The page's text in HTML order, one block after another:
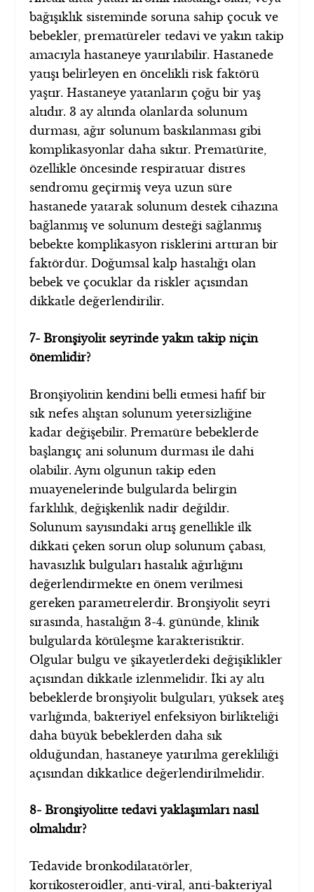
bağışıklık sisteminde soruna sahip çocuk ve
bebekler, prematüreler tedavi ve yakın takip
amacıyla hastaneye yatırılabilir. Hastanede
yatışı belirleyen en öncelikli risk faktörü
yaştır. Hastaneye yatanların çoğu bir yaş
altıdır. 3 ay altında olanlarda solunum
durması, ağır solunum baskılanması gibi
komplikasyonlar daha sıktır. Prematürite,
özellikle öncesinde respiratuar distres
sendromu geçirmiş veya uzun süre
hastanede yatarak solunum destek cihazına
bağlanmış ve solunum desteği sağlanmış
bebekte komplikasyon risklerini arttıran bir
faktördür. Doğumsal kalp hastalığı olan
bebek ve çocuklar da riskler açısından
dikkatle değerlendirilir.
7- Bronşiyolit seyrinde yakın takip niçin
önemlidir?
Bronşiyolitin kendini belli etmesi hafif bir
sık nefes alıştan solunum yetersizliğine
kadar değişebilir. Prematüre bebeklerde
başlangıç ani solunum durması ile dahi
olabilir. Aynı olgunun takip eden
muayenelerinde bulgularda belirgin
farklılık, değişkenlik nadir değildir.
Solunum sayısındaki artış genellikle ilk
dikkati çeken sorun olup solunum çabası,
havasızlık bulguları hastalık ağırlığını
değerlendirmekte en önem verilmesi
gereken parametrelerdir. Bronşiyolit seyri
sırasında, hastalığın 3-4. gününde, klinik
bulgularda kötüleşme karakteristiktir.
Olgular bulgu ve şikayetlerdeki değişiklikler
açısından dikkatle izlenmelidir. İki ay altı
bebeklerde bronşiyolit bulguları, yüksek ateş
varlığında, bakteriyel enfeksiyon birlikteliği
daha büyük bebeklerden daha sık
olduğundan, hastaneye yatırılma gerekliliği
açısından dikkatlice değerlendirilmelidir.
8- Bronşiyolitte tedavi yaklaşımları nasıl
olmalıdır?
Tedavide bronkodilatatörler,
kortikosteroidler, anti-viral, anti-bakteriyal